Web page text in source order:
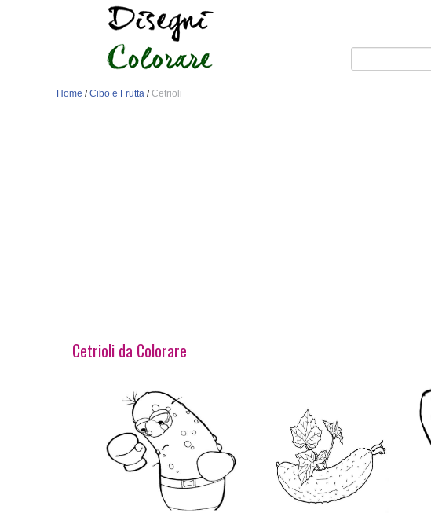
Home /Cibo e Frutta /Cetrioli
Cetrioli da Colorare